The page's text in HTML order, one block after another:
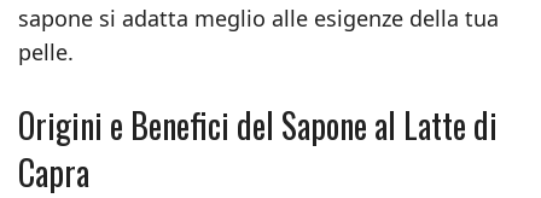
sapone si adatta meglio alle esigenze della tua
pelle.
Origini e Benefici del Sapone al Latte di
Capra